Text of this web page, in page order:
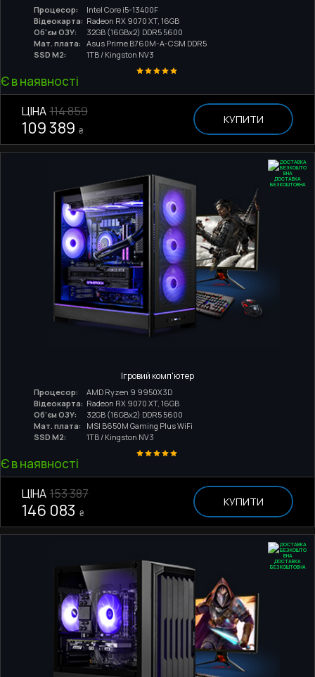
Процесор:
Intel Core i5-13400F
Відеокарта: Radeon RX 9070 XT, 16GB
Об'єм ОЗУ:
32GB (16GBx2) DDR5 5600
Мат. плата:
Asus Prime B760M-A-CSM DDR5
SSD M2:
1TB / Kingston NV3
Є в наявності
ЦІНА 114 859
109 389 ₴
КУПИТИ
ДОСТАВКА
БЕЗКОШТОВНА
Ігровий комп'ютер
Процесор:
AMD Ryzen 9 9950X3D
Відеокарта: Radeon RX 9070 XT, 16GB
Об'єм ОЗУ:
32GB (16GBx2) DDR5 5600
Мат. плата:
MSI B650M Gaming Plus WiFi
SSD M2:
1TB / Kingston NV3
Є в наявності
ЦІНА 153 387
146 083 ₴
КУПИТИ
ДОСТАВКА
БЕЗКОШТОВНА